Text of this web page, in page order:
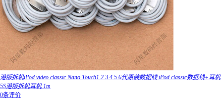
港版拆机iPod video classic Nano Touch1 2 3 4 5 6代原装数据线 iPod classic数据线+耳机
5S港版拆机耳机 1m
0条评价